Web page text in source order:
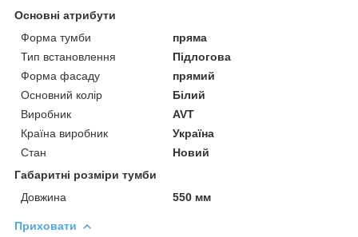
Основні атрибути
Форма тумби
пряма
Тип встановлення
Підлогова
Форма фасаду
прямий
Основний колір
Білий
Виробник
AVT
Країна виробник
Україна
Стан
Новий
Габаритні розміри тумби
Довжина
550 мм
Приховати